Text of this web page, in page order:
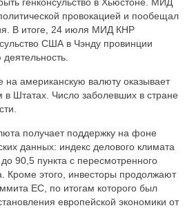
провокацией и пообещал
В итоге, 24 июля МИД КНР
США в Чэнду провинции
на американскую валюту оказывает
в Штатах. Число заболевших в стране
получает поддержку на фоне
данных: индекс делового климата
90,5 пункта с пересмотренного
Кроме этого, инвесторы продолжают
ЕС, по итогам которого был
европейской экономики от